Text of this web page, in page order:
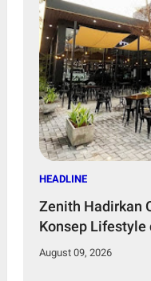
HEADLINE
Zenith Hadirkan
Konsep Lifestyle
August 09, 2026